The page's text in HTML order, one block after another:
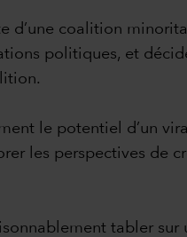
d’une coalition
politiques, et
le potentiel d’un
les perspectives de
tabler sur